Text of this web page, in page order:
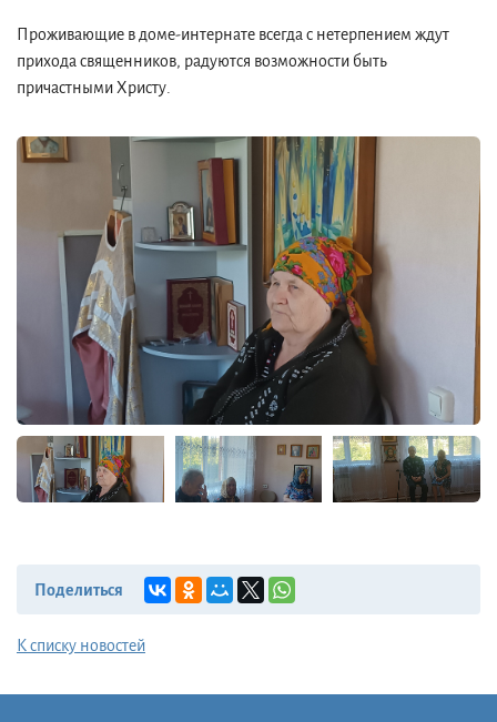
Проживающие в доме-интернате всегда с нетерпением ждут
прихода священников, радуются возможности быть
причастными Христу.
Поделиться
К списку новостей